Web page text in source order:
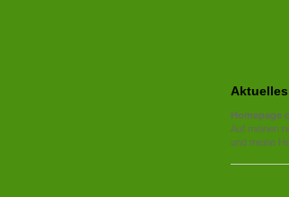
Aktuelles
Homepage
Auf meinen
und meine